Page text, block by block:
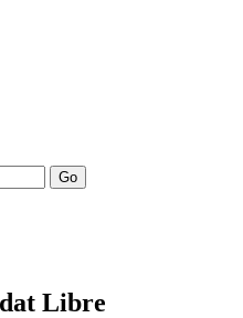
Go
Libre